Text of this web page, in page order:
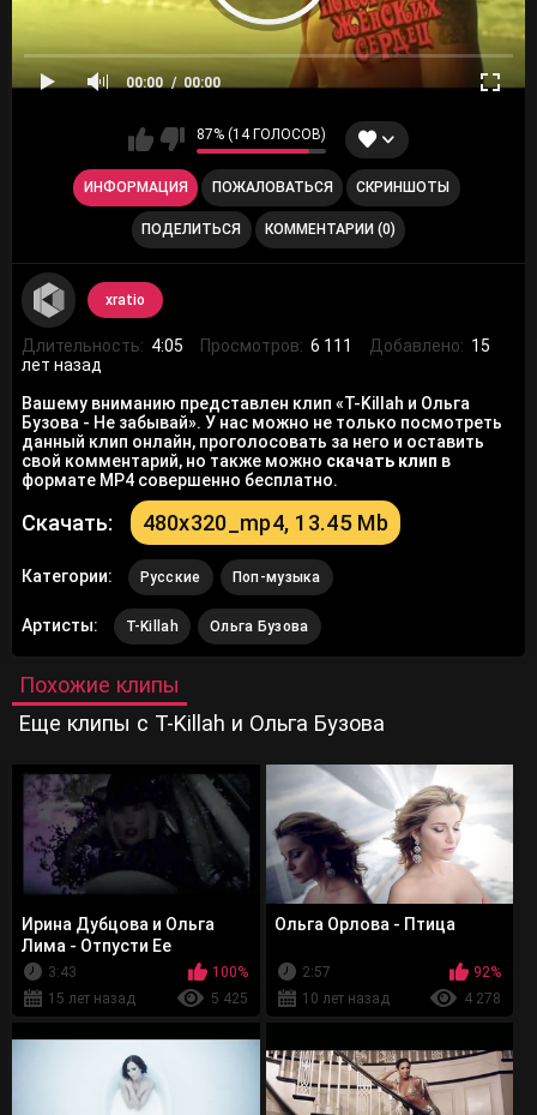
00:00 00:00
87% (14 ГОЛОСОВ)
ИНФОРМАЦИЯ ПОЖАЛОВАТЬСЯ СКРИНШОТЫ
ПОДЕЛИТЬСЯ КОММЕНТАРИИ (0)
xratio
Длительность: 4:05 Просмотров: 6 111 Добавлено: 15
лет назад
Вашему вниманию представлен клип «T-Killah и Ольга
Бузова - Не забывай». У нас можно не только посмотреть
данный клип онлайн, проголосовать за него и оставить
свой комментарий, но также можно скачать клип в
формате MP4 совершенно бесплатно.
Скачать: 480x320_mp4, 13.45 Mb
Категории: Русские Поп-музыка
Артисты: T-Killah Ольга Бузова
Похожие клипы
Еще клипы с T-Killah и Ольга Бузова
Ирина Дубцова и Ольга
Лима - Отпусти Ее
3:43
100%
15 лет назад
5 425
Ольга Орлова - Птица
2:57
92%
10 лет назад
4 278